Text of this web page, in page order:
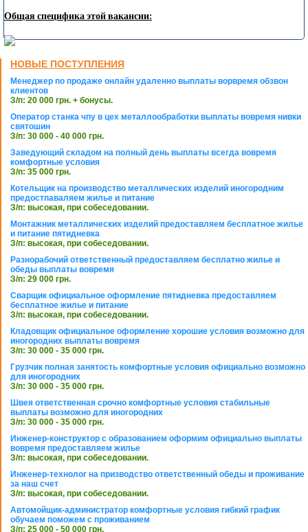
Общая специфика этой вакансии:
НОВЫЕ ПОСТУПЛЕНИЯ
Менеджер по продаже онлайн удаленно выплаты ворвремя обзвон
клиентов
З/п: 20 000 грн. + бонусы.
Оператор станка чпу в цех металлообработки выплаты вовремя нивки
святошин
З/п: 30 000 - 40 000 грн.
Заведующий складом на полный день выплаты всегда вовремя
комфортные условия
З/п: 35 000 грн.
Котельщик на производство металлических изделий иногородним
предостпаваляем жилье и питание
З/п: высокая, при собеседовании.
Монтажник металлических изделий предоставляем бесплатное жилье
и питание пятидневка
З/п: высокая, при собеседовании.
Разнорабочий ответственный предоставляем бесплатно жилье и
обеды выплаты вовремя
З/п: 29 000 грн.
Сварщик официальное оформление пятидневка предоставляем
бесплатное жилье и питание
З/п: высокая, при собеседовании.
Кладовщик официальное оформление хорошие условия возможно для
иногородних выплаты вовремя
З/п: 30 000 - 35 000 грн.
Грузчик полная занятость комфортные условия официально возможно
для иногородних
З/п: 30 000 - 35 000 грн.
Швея ответственная срочно комфортные условия стабильные
выплаты возможно для иногородних
З/п: 30 000 - 35 000 грн.
Инженер-конструктор с образованием оформим официально выплаты
вовремя предоставляем жилье
З/п: высокая, при собеседовании.
Инженер-технолог на призводство ответственный обеды и проживание
за наш счет
З/п: высокая, при собеседовании.
Автомойщик-администратор комфортные условия гибкий график
обучаем поможем с проживанием
З/п: 25 000 - 50 000 грн.